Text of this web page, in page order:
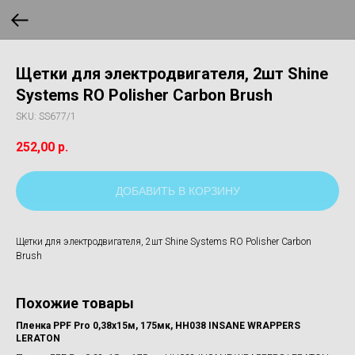
Щетки для электродвигателя, 2шт Shine
Systems RO Polisher Carbon Brush
SKU: SS677/1
252,00 р.
ДОБАВИТЬ В КОРЗИНУ
Щетки для электродвигателя, 2шт Shine Systems RO Polisher Carbon
Brush
Похожие товары
Пленка PPF Pro 0,38x15м, 175мк, HH038 INSANE WRAPPERS
LERATON